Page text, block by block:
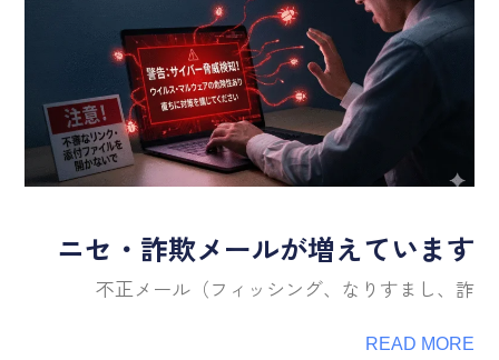
ニセ・詐欺メールが増えています
不正メール（フィッシング、なりすまし、詐
READ MORE